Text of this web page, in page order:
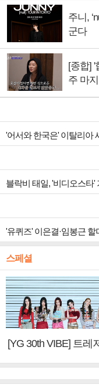
주니,
군다
[종합]
주 마
'어서와 한국은' 이탈리아
블락비 태일, '비디오스타'
스페셜
[YG 30th VIBE] 트레